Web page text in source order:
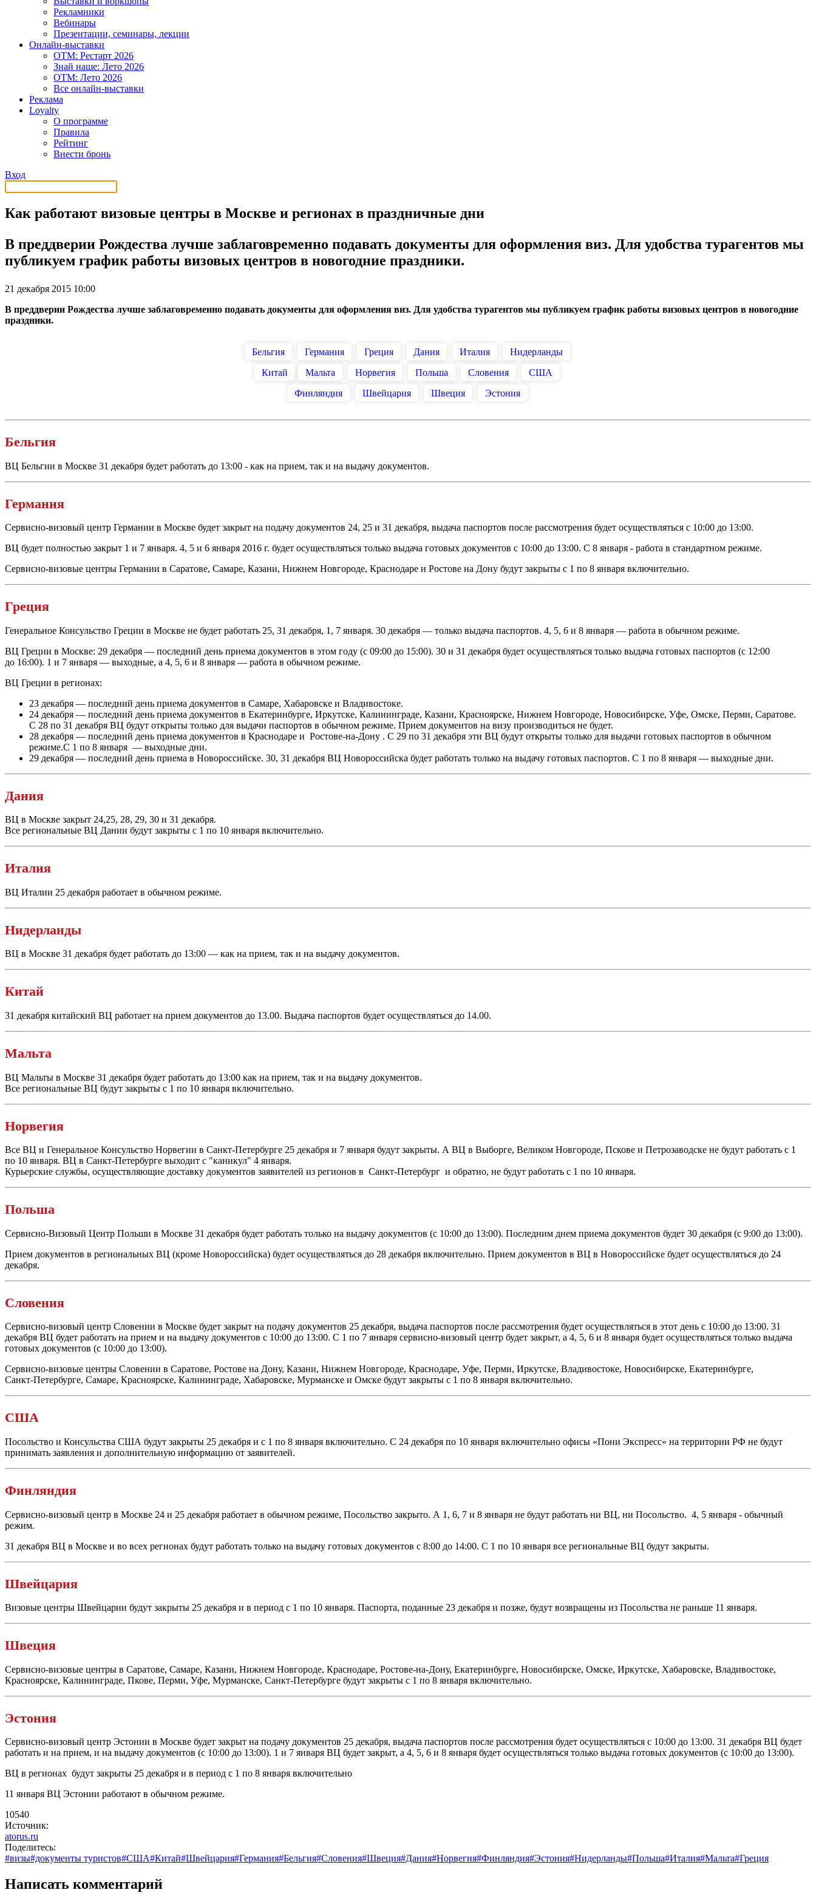
Рекламники
Вебинары
Презентации, семинары, лекции
Онлайн-выставки
OTM: Рестарт 2026
Знай наше: Лето 2026
OTM: Лето 2026
Все онлайн-выставки
Реклама
Loyalty
О программе
Правила
Рейтинг
Внести бронь
Вход
Как работают визовые центры в Москве и регионах в праздничные дни
В преддверии Рождества лучше заблаговременно подавать документы для оформления виз. Для удобства турагентов мы
публикуем график работы визовых центров в новогодние праздники.
21 декабря 2015 10:00
В преддверии Рождества лучше заблаговременно подавать документы для оформления виз. Для удобства турагентов мы публикуем график работы визовых центров в новогодние
праздники.
Бельгия Германия Греция Дания Италия
Нидерланды
Китай
Мальта Норвегия Польша Словения
США
Финляндия
Швейцария Швеция Эстония
Бельгия
ВЦ Бельгии в Москве 31 декабря будет работать до 13:00 - как на прием, так и на выдачу документов.
Германия
Сервисно-визовый центр Германии в Москве будет закрыт на подачу документов 24, 25 и 31 декабря, выдача паспортов после рассмотрения будет осуществляться с 10:00 до 13:00.
ВЦ будет полностью закрыт 1 и 7 января. 4, 5 и 6 января 2016 г. будет осуществляться только выдача готовых документов с 10:00 до 13:00. С 8 января - работа в стандартном режиме.
Сервисно-визовые центры Германии в Саратове, Самаре, Казани, Нижнем Новгороде, Краснодаре и Ростове на Дону будут закрыты с 1 по 8 января включительно.
Греция
Генеральное Консульство Греции в Москве не будет работать 25, 31 декабря, 1, 7 января. 30 декабря — только выдача паспортов. 4, 5, 6 и 8 января — работа в обычном режиме.
ВЦ Греции в Москве: 29 декабря — последний день приема документов в этом году (с 09:00 до 15:00). 30 и 31 декабря будет осуществляться только выдача готовых паспортов (с 12:00
до 16:00). 1 и 7 января — выходные, а 4, 5, 6 и 8 января — работа в обычном режиме.
ВЦ Греции в регионах:
23 декабря — последний день приема документов в Самаре, Хабаровске и Владивостоке.
24 декабря — последний день приема документов в Екатеринбурге, Иркутске, Калининграде, Казани, Красноярске, Нижнем Новгороде, Новосибирске, Уфе, Омске, Перми, Саратове.
С 28 по 31 декабря ВЦ будут открыты только для выдачи паспортов в обычном режиме. Прием документов на визу производиться не будет.
28 декабря — последний день приема документов в Краснодаре и Ростове-на-Дону . С 29 по 31 декабря эти ВЦ будут открыты только для выдачи готовых паспортов в обычном
режиме.С 1 по 8 января — выходные дни.
29 декабря — последний день приема в Новороссийске. 30, 31 декабря ВЦ Новороссийска будет работать только на выдачу готовых паспортов. С 1 по 8 января — выходные дни.
Дания
ВЦ в Москве закрыт 24,25, 28, 29, 30 и 31 декабря.
Все региональные ВЦ Дании будут закрыты с 1 по 10 января включительно.
Италия
ВЦ Италии 25 декабря работает в обычном режиме.
Нидерланды
ВЦ в Москве 31 декабря будет работать до 13:00 — как на прием, так и на выдачу документов.
Китай
31 декабря китайский ВЦ работает на прием документов до 13.00. Выдача паспортов будет осуществляться до 14.00.
Мальта
ВЦ Мальты в Москве 31 декабря будет работать до 13:00 как на прием, так и на выдачу документов.
Все региональные ВЦ будут закрыты с 1 по 10 января включительно.
Норвегия
Все ВЦ и Генеральное Консульство Норвегии в Санкт-Петербурге 25 декабря и 7 января будут закрыты. А ВЦ в Выборге, Великом Новгороде, Пскове и Петрозаводске не будут работать с 1
по 10 января. ВЦ в Санкт-Петербурге выходит с "каникул" 4 января.
Курьерские службы, осуществляющие доставку документов заявителей из регионов в Санкт-Петербург и обратно, не будут работать с 1 по 10 января.
Польша
Сервисно-Визовый Центр Польши в Москве 31 декабря будет работать только на выдачу документов (с 10:00 до 13:00). Последним днем приема документов будет 30 декабря (с 9:00 до 13:00).
Прием документов в региональных ВЦ (кроме Новороссийска) будет осуществляться до 28 декабря включительно. Прием документов в ВЦ в Новороссийске будет осуществляться до 24
декабря.
Словения
Сервисно-визовый центр Словении в Москве будет закрыт на подачу документов 25 декабря, выдача паспортов после рассмотрения будет осуществляться в этот день с 10:00 до 13:00. 31
декабря ВЦ будет работать на прием и на выдачу документов с 10:00 до 13:00. С 1 по 7 января сервисно-визовый центр будет закрыт, а 4, 5, 6 и 8 января будет осуществляться только выдача
готовых документов (с 10:00 до 13:00).
Сервисно-визовые центры Словении в Саратове, Ростове на Дону, Казани, Нижнем Новгороде, Краснодаре, Уфе, Перми, Иркутске, Владивостоке, Новосибирске, Екатеринбурге,
Санкт-Петербурге, Самаре, Красноярске, Калининграде, Хабаровске, Мурманске и Омске будут закрыты с 1 по 8 января включительно.
США
Посольство и Консульства США будут закрыты 25 декабря и с 1 по 8 января включительно. С 24 декабря по 10 января включительно офисы «Пони Экспресс» на территории РФ не будут
принимать заявления и дополнительную информацию от заявителей.
Финляндия
Сервисно-визовый центр в Москве 24 и 25 декабря работает в обычном режиме, Посольство закрыто. А 1, 6, 7 и 8 января не будут работать ни ВЦ, ни Посольство. 4, 5 января - обычный
режим.
31 декабря ВЦ в Москве и во всех регионах будут работать только на выдачу готовых документов с 8:00 до 14:00. С 1 по 10 января все региональные ВЦ будут закрыты.
Швейцария
Визовые центры Швейцарии будут закрыты 25 декабря и в период с 1 по 10 января. Паспорта, поданные 23 декабря и позже, будут возвращены из Посольства не раньше 11 января.
Швеция
Сервисно-визовые центры в Саратове, Самаре, Казани, Нижнем Новгороде, Краснодаре, Ростове-на-Дону, Екатеринбурге, Новосибирске, Омске, Иркутске, Хабаровске, Владивостоке,
Красноярске, Калининграде, Пкове, Перми, Уфе, Мурманске, Санкт-Петербурге будут закрыты с 1 по 8 января включительно.
Эстония
Сервисно-визовый центр Эстонии в Москве будет закрыт на подачу документов 25 декабря, выдача паспортов после рассмотрения будет осуществляться с 10:00 до 13:00. 31 декабря ВЦ будет
работать и на прием, и на выдачу документов (с 10:00 до 13:00). 1 и 7 января ВЦ будет закрыт, а 4, 5, 6 и 8 января будет осуществляться только выдача готовых документов (с 10:00 до 13:00).
ВЦ в регионах будут закрыты 25 декабря и в период с 1 по 8 января включительно
11 января ВЦ Эстонии работают в обычном режиме.
10540
Источник:
atorus.ru
Поделитесь:
#визы#документы туристов#США#Китай#Швейцария#Германия#Бельгия#Словения#Швеция#Дания#Норвегия#Финляндия#Эстония#Нидерланды#Польша#Италия#Мальта#Греция
Написать комментарий